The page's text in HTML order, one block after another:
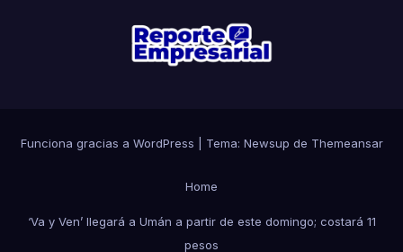
Funciona gracias a WordPress Tema: Newsup de Themeansar
Home
‘Va y Ven’ llegará a Umán a partir de este domingo; costará 11
pesos